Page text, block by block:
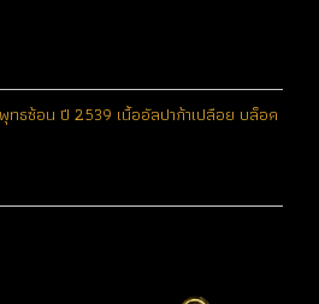
ทธซ้อน ปี 2539 เนื้ออัลปาก้าเปลือย บล็อค